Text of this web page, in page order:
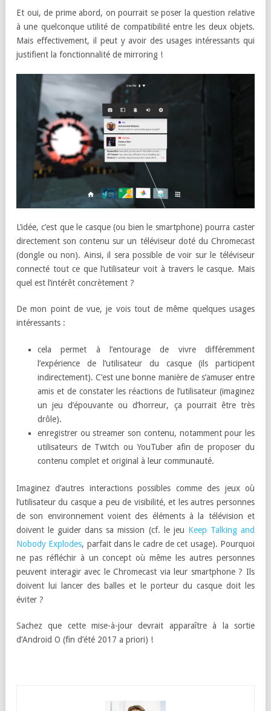
Et oui, de prime abord, on pourrait se poser la question relative
à une quelconque utilité de compatibilité entre les deux objets.
Mais effectivement, il peut y avoir des usages intéressants qui
justifient la fonctionnalité de mirroring !
L’idée, c’est que le casque (ou bien le smartphone) pourra caster
directement son contenu sur un téléviseur doté du Chromecast
(dongle ou non). Ainsi, il sera possible de voir sur le téléviseur
connecté tout ce que l’utilisateur voit à travers le casque. Mais
quel est l’intérêt concrètement ?
De mon point de vue, je vois tout de même quelques usages
intéressants :
cela permet à l’entourage de vivre différemment
l’expérience de l’utilisateur du casque (ils participent
indirectement). C’est une bonne manière de s’amuser entre
amis et de constater les réactions de l’utilisateur (imaginez
un jeu d’épouvante ou d’horreur, ça pourrait être très
drôle).
enregistrer ou streamer son contenu, notamment pour les
utilisateurs de Twitch ou YouTuber afin de proposer du
contenu complet et original à leur communauté.
Imaginez d’autres interactions possibles comme des jeux où
l’utilisateur du casque a peu de visibilité, et les autres personnes
de son environnement voient des éléments à la télévision et
doivent le guider dans sa mission (cf. le jeu Keep Talking and
Nobody Explodes, parfait dans le cadre de cet usage). Pourquoi
ne pas réfléchir à un concept où même les autres personnes
peuvent interagir avec le Chromecast via leur smartphone ? Ils
doivent lui lancer des balles et le porteur du casque doit les
éviter ?
Sachez que cette mise-à-jour devrait apparaître à la sortie
d’Android O (fin d’été 2017 a priori) !